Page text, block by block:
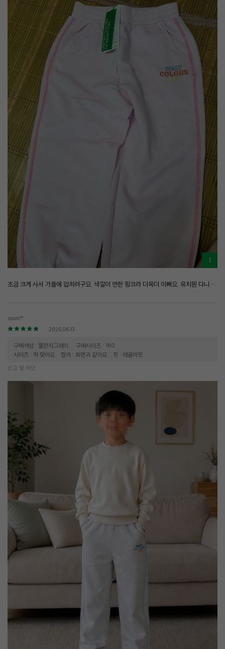
1
조금 크게 사서 가을에 입히려구요. 색깔이 연한 핑크라 더욱더 이뻐요. 유치원 다니면서 편히 입힐 수 있겠어요.
noom**
2026.06.13
구매색상 : 멜란지그레이
구매사이즈 : 160
사이즈 : 딱 맞아요
컬러 : 화면과 같아요 핏 : 레귤러핏
신고 및 차단